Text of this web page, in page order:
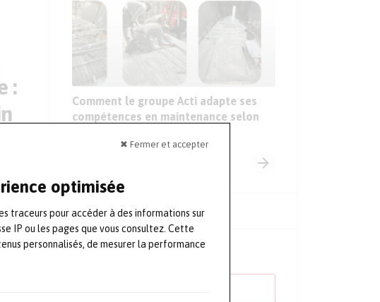
✖ Fermer et accepter
optimisée
traceurs pour accéder à des informations sur
IP ou les pages que vous consultez. Cette
personnalisés, de mesurer la performance
:
en
,
Comment le groupe Acti adapte ses
compétences en maintenance selon
ÉVÈNEMENTS À VENIR